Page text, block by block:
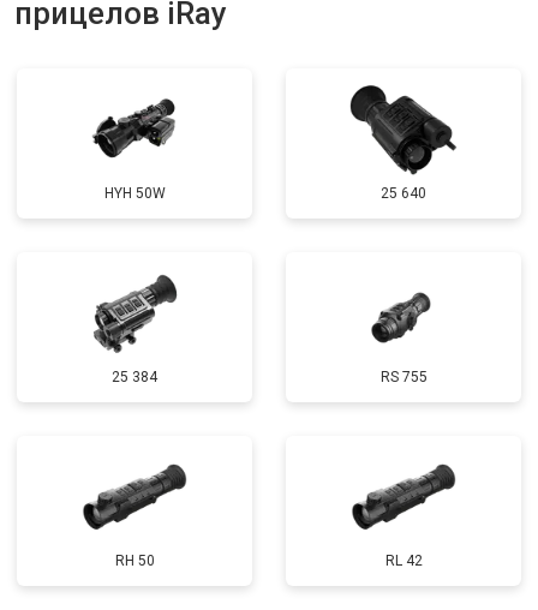
прицелов iRay
HYH 50W 25 640
25 384 RS 755
RH 50 RL 42